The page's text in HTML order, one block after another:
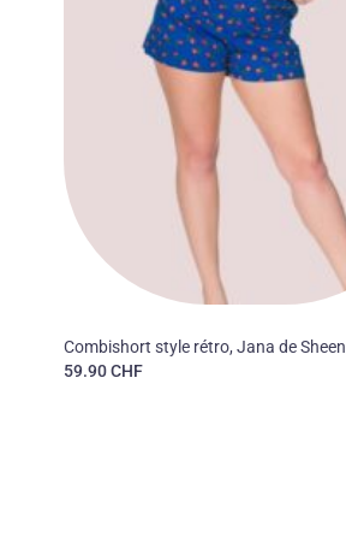
Combishort style rétro, Jana de Sheen
59.90CHF